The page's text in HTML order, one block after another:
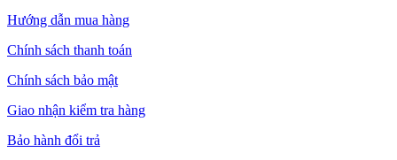
Hướng dẫn mua hàng
Chính sách thanh toán
Chính sách bảo mật
Giao nhận kiểm tra hàng
Bảo hành đổi trả